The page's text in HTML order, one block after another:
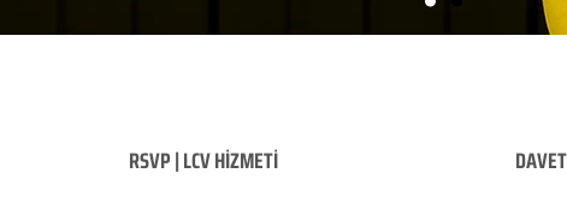
RSVP | LCV HİZMETİ